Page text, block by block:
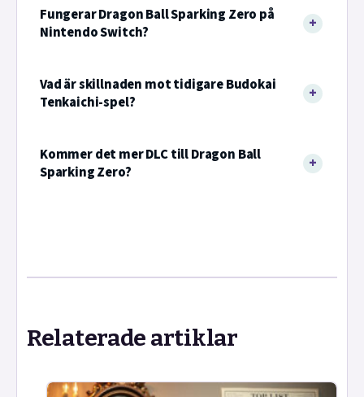
Fungerar Dragon Ball Sparking Zero på
Nintendo Switch?
Vad är skillnaden mot tidigare Budokai
Tenkaichi-spel?
Kommer det mer DLC till Dragon Ball
Sparking Zero?
Relaterade artiklar